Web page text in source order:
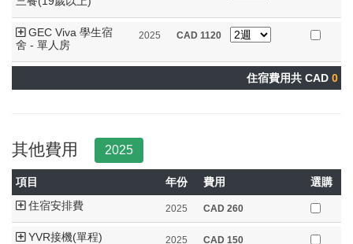
GEC Viva 學生宿
舍 - 單人房
2025 CAD 1120
住宿費用共 CAD 0
其他費用 2025
項目 年份 費用
選購
住宿安排費
2025 CAD 260
YVR接機(單程) 2025 CAD 150